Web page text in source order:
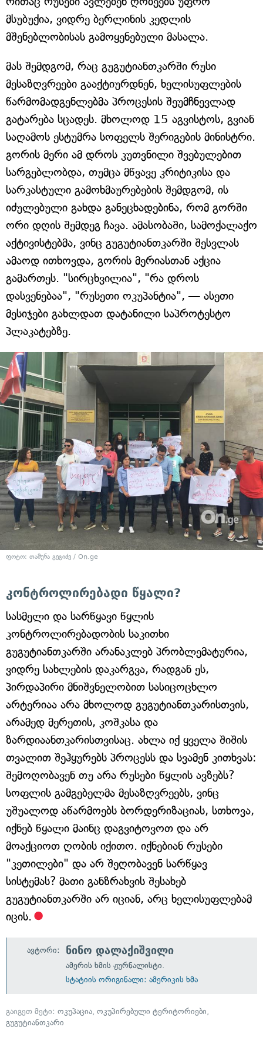
მსუბუქია, ვიდრე ბერლინის კედლის
მშენებლობისას გამოყენებული მასალა.
მას შემდგომ, რაც გუგუტიანთკარში რუსი
მესაზღვრეები გააქტიურდნენ, ხელისუფლების
წარმომადგენლებმა პროცესის შეუმჩნევლად
გატარება სცადეს. მხოლოდ 15 აგვისტოს, გვიან
საღამოს ესტუმრა სოფელს შერიგების მინისტრი.
გორის მერი ამ დროს კუთვნილი შვებულებით
სარგებლობდა, თუმცა მწვავე კრიტიკისა და
სარკასტული გამოხმაურებების შემდგომ, ის
იძულებული გახდა განეცხადებინა, რომ გორში
ორი დღის შემდეგ ჩავა. ამასობაში, სამოქალაქო
აქტივისტებმა, ვინც გუგუტიანთკარში შესვლას
ამაოდ ითხოვდა, გორის მერიასთან აქცია
გამართეს. "სირცხვილია", "რა დროს
დასვენებაა", "რუსეთი ოკუპანტია", — ასეთი
მესიჯები გახლდათ დატანილი საპროტესტო
პლაკატებზე.
ფოტო: თამუნა გეგიძე / On.ge
კონტროლირებადი წყალი?
სასმელი და სარწყავი წყლის
კონტროლირებადობის საკითხი
გუგუტიანთკარში არანაკლებ პრობლემატურია,
ვიდრე სახლების დაკარგვა, რადგან ეს,
პირდაპირი მნიშვნელობით სასიცოცხლო
არტერიაა არა მხოლოდ გუგუტიანთკარისთვის,
არამედ მერეთის, კოშკასა და
ზარდიაანთკარისთვისაც. ახლა იქ ყველა შიშის
თვალით შეჰყურებს პროცესს და სვამენ კითხვას:
შემოღობავენ თუ არა რუსები წყლის ავზებს?
სოფლის გამგებელმა მესაზღვრეებს, ვინც
უშუალოდ აწარმოებს ბორდერიზაციას, სთხოვა,
იქნებ წყალი მაინც დაგვიტოვოთ და არ
მოაქციოთ ღობის იქითო. იქნებიან რუსები
"კეთილები" და არ შეღობავენ სარწყავ
სისტემას? მათი განზრახვის შესახებ
გუგუტიანთკარში არ იციან, არც ხელისუფლებამ
იცის.
ავტორი: ნინო დალაქიშვილი
ამერის ხმის ჟურნალისტი.
სტატიის ორიგინალი: ამერიკის ხმა
გაიგეთ მეტი: ოკუპაცია, ოკუპირებული ტერიტორიები,
გუგუტიანთკარი